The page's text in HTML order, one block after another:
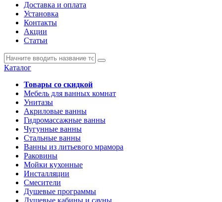
Доставка и оплата
Установка
Контакты
Акции
Статьи
Каталог
Товары со скидкой
Мебель для ванных комнат
Унитазы
Акриловые ванны
Гидромассажные ванны
Чугунные ванны
Стальные ванны
Ванны из литьевого мрамора
Раковины
Мойки кухонные
Инсталляции
Смесители
Душевые программы
Душевые кабины и сауны